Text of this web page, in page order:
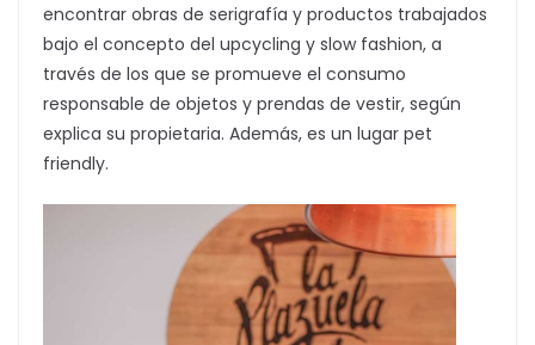
encontrar obras de serigrafía y productos trabajados
bajo el concepto del upcycling y slow fashion, a
través de los que se promueve el consumo
responsable de objetos y prendas de vestir, según
explica su propietaria. Además, es un lugar pet
friendly.